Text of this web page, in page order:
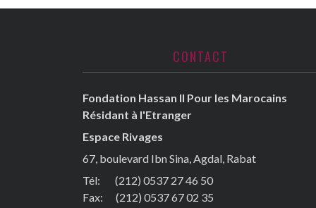
CONTACT
Fondation Hassan II Pour les Marocains
Résidant à l'Etranger
Espace Rivages
67, boulevard Ibn Sina, Agdal, Rabat
Tél: (212) 0537 27 46 50
Fax: (212) 0537 67 02 35